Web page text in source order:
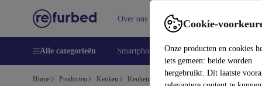
Cookie-
Onze producten en cookies
iets gemeen: beide worden
hergebruikt. Dit laatste
Over ons Verkopen Support
Alle categorieën Smartphones Laptops Tablets
Home Producten Keuken Keukenapparaten